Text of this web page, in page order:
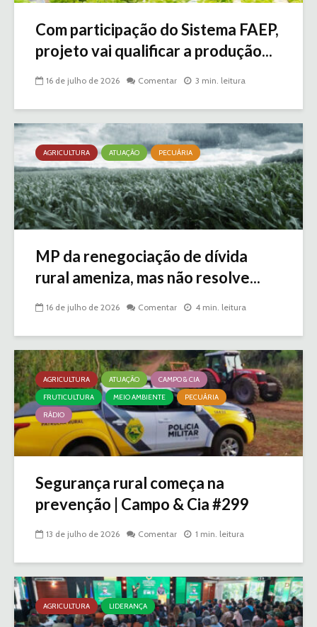
Com participação do Sistema FAEP,
projeto vai qualificar a produção...
16 de julho de 2026 Comentar 3 min. leitura
AGRICULTURA ATUAÇÃO PECUÁRIA
MP da renegociação de dívida
rural ameniza, mas não resolve...
16 de julho de 2026 Comentar 4 min. leitura
AGRICULTURA ATUAÇÃO
CAMPO & CIA
FRUTICULTURA
MEIO AMBIENTE
PECUÁRIA
RÁDIO
Segurança rural começa na
prevenção | Campo & Cia #299
13 de julho de 2026 Comentar 1 min. leitura
AGRICULTURA LIDERANÇA